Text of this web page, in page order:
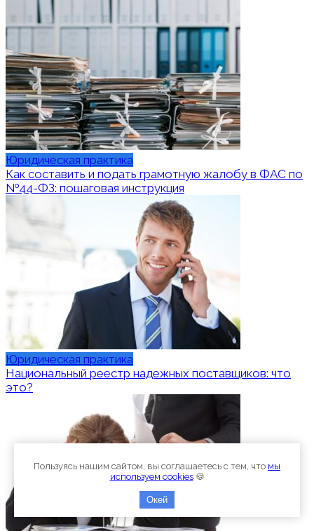
Юридическая практика
Как составить и подать грамотную жалобу в ФАС по
№44-ФЗ: пошаговая инструкция
Юридическая практика
Национальный реестр надежных поставщиков: что
это?
Пользуясь нашим сайтом, вы соглашаетесь с тем, что мы
используем cookies🍪
Окей